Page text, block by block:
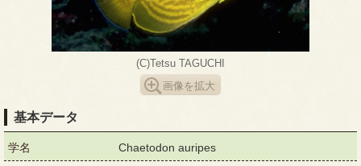
(C)Tetsu TAGUCHI
画像を拡大
基本データ
学名 Chaetodon auripes